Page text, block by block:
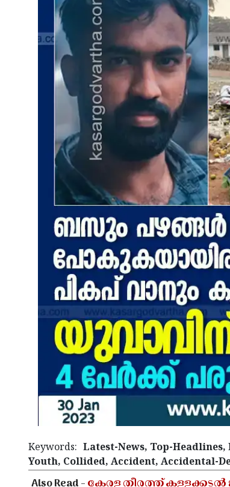
Keywords: Latest-News, Top-
Youth, Collided, Accident, Accidental-